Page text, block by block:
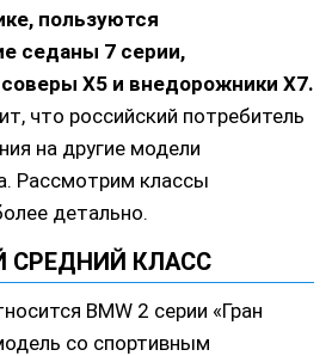
пользуются
седаны 7 серии,
X5 и внедорожники X7.
что российский потребитель
на другие модели
Рассмотрим классы
детально.
СРЕДНИЙ КЛАСС
BMW 2 серии «Гран
со спортивным